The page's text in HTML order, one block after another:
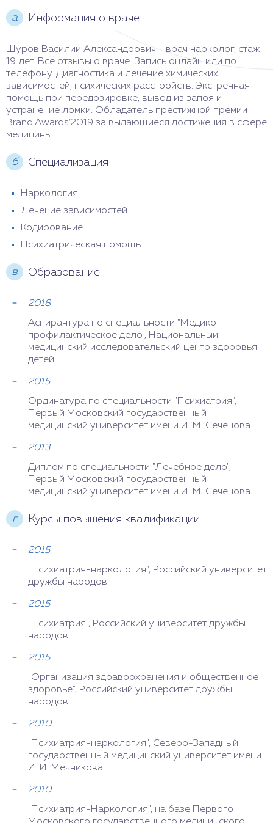
Воскресенье
а Информация о враче
Шуров Василий Александрович - врач нарколог, стаж
19 лет. Все отзывы о враче. Запись онлайн или по
телефону. Диагностика и лечение химических
зависимостей, психических расстройств. Экстренная
помощь при передозировке, вывод из запоя и
устранение ломки. Обладатель престижной премии
Brand Awards’2019 за выдающиеся достижения в сфере
медицины.
б Специализация
Наркология
Лечение зависимостей
Кодирование
Психиатрическая помощь
в Образование
2018
Аспирантура по специальности "Медико-
профилактическое дело", Национальный
медицинский иссле­довательский центр здоровья
детей
2015
Ординатура по специальности "Психиатрия",
Первый Московский государственный
медицинский университет имени И. М. Сеченова
2013
Диплом по специальности "Лечебное дело",
Первый Московский государственный
медицинский университет имени И. М. Сеченова
г Курсы повышения квалификации
2015
"Психиатрия-наркология", Российский университет
дружбы народов
2015
"Психиатрия", Российский университет дружбы
народов
2015
"Организация здравоохранения и общественное
здоровье", Российский университет дружбы
народов
2010
"Психиатрия-наркология", Северо-Западный
государственный медицинский университет имени
И. И. Мечникова
2010
"Психиатрия-Наркология", на базе Первого